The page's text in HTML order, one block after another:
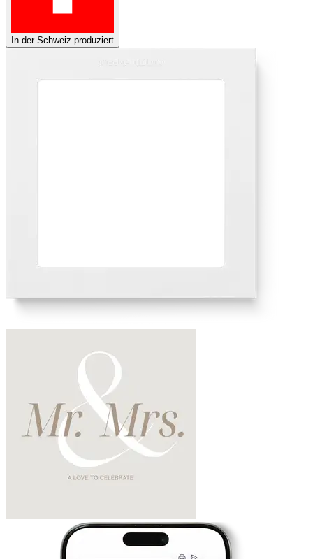
In der Schweiz produziert